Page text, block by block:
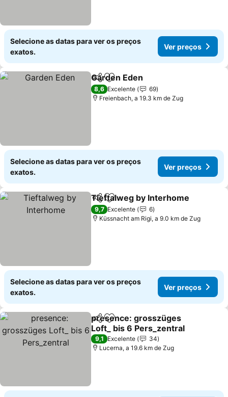
Selecione as datas para ver os preços
exatos.
Ver preços
PartilharAdicionar aos favoritos
Garden Eden
8,6 Excelente
69
Freienbach, a 19.3 km de Zug
Selecione as datas para ver os preços
exatos.
Ver preços
PartilharAdicionar aos favoritos
Tieftalweg by Interhome
9,7 Excelente
6
Küssnacht am Rigi, a 9.0 km de Zug
Selecione as datas para ver os preços
exatos.
Ver preços
PartilharAdicionar aos favoritos
presence: grosszüges
Loft_ bis 6 Pers_zentral
Ver preços
9,1 Excelente
34
Lucerna, a 19.6 km de Zug